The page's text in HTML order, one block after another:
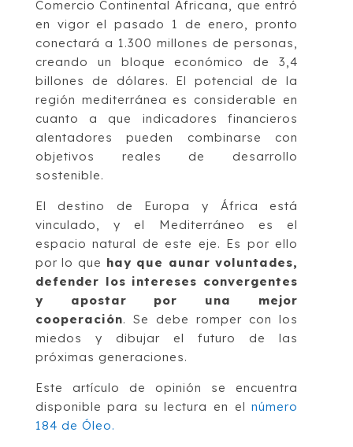
Comercio Continental Africana, que entró
en vigor el pasado 1 de enero, pronto
conectará a 1.300 millones de personas,
creando un bloque económico de 3,4
billones de dólares. El potencial de la
región mediterránea es considerable en
cuanto a que indicadores financieros
alentadores pueden combinarse con
objetivos reales de desarrollo
sostenible.
El destino de Europa y África está
vinculado, y el Mediterráneo es el
espacio natural de este eje. Es por ello
por lo que hay que aunar voluntades,
defender los intereses convergentes
y apostar por una mejor
cooperación. Se debe romper con los
miedos y dibujar el futuro de las
próximas generaciones.
Este artículo de opinión se encuentra
disponible para su lectura en elnúmero
184 de Óleo.